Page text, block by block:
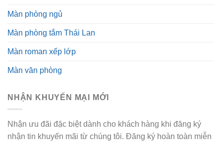
Màn phòng ngủ
Màn phòng tắm Thái Lan
Màn roman xếp lớp
Màn văn phòng
NHẬN KHUYẾN MẠI MỚI
Nhận ưu đãi đặc biệt dành cho khách hàng khi đăng ký
nhận tin khuyến mãi từ chúng tôi. Đăng ký hoàn toàn miễn